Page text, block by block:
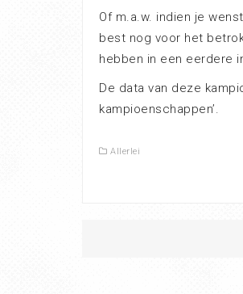
Of m.a.w. indien je
best nog voor het
hebben in een eerdere
De data van deze
kampioenschappen’.
Allerlei